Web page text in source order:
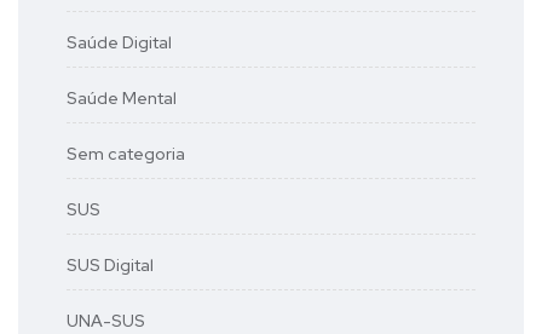
Saúde Digital
Saúde Mental
Sem categoria
SUS
SUS Digital
UNA-SUS